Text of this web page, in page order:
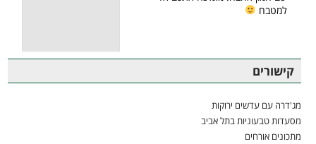
למטבח
קישורים
מג'דרה עם עדשים ירוקות
מסעדות טבעוניות בתל אביב
מתכונים אורחים